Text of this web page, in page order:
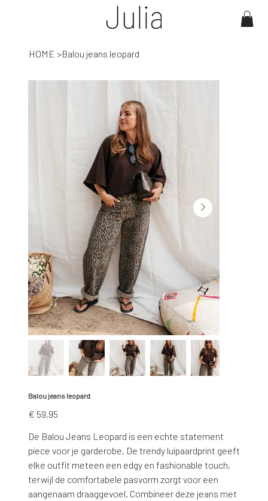
HOME >Balou jeans leopard
Balou jeans leopard
Prijs
€ 59,95
De Balou Jeans Leopard is een echte statement
piece voor je garderobe. De trendy luipaardprint geeft
elke outfit meteen een edgy en fashionable touch,
terwijl de comfortabele pasvorm zorgt voor een
aangenaam draaggevoel. Combineer deze jeans met